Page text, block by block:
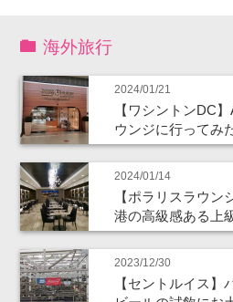
海外旅行
2024/01/21
【ワシントンDC
ウンジに行ってみ
2024/01/14
【ポラリスラウ
港の高級感ある上
2023/12/30
【セントルイス